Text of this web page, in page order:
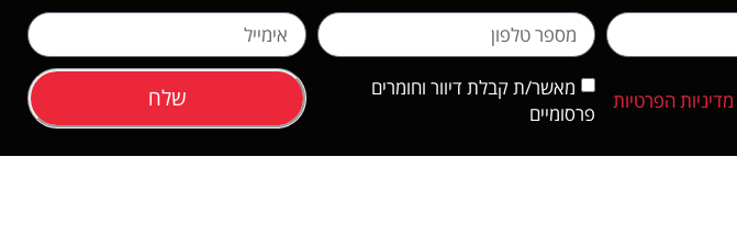
מדיניות הפרטיות
מאשר/ת קבלת דיוור וחומרים
פרסומיים
שלח